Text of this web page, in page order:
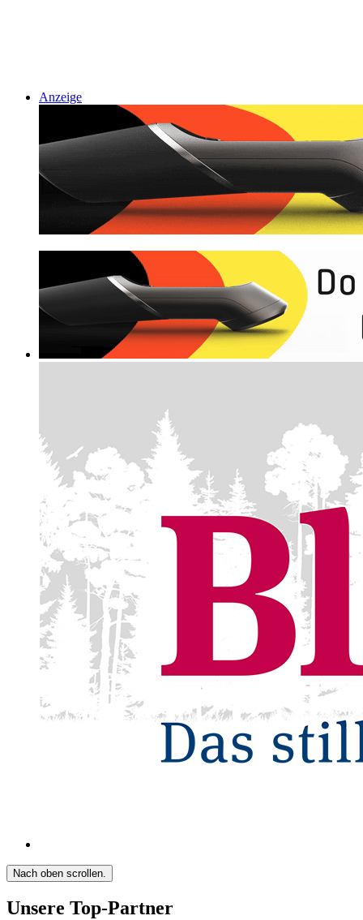
Anzeige
Nach oben scrollen.
Unsere Top-Partner